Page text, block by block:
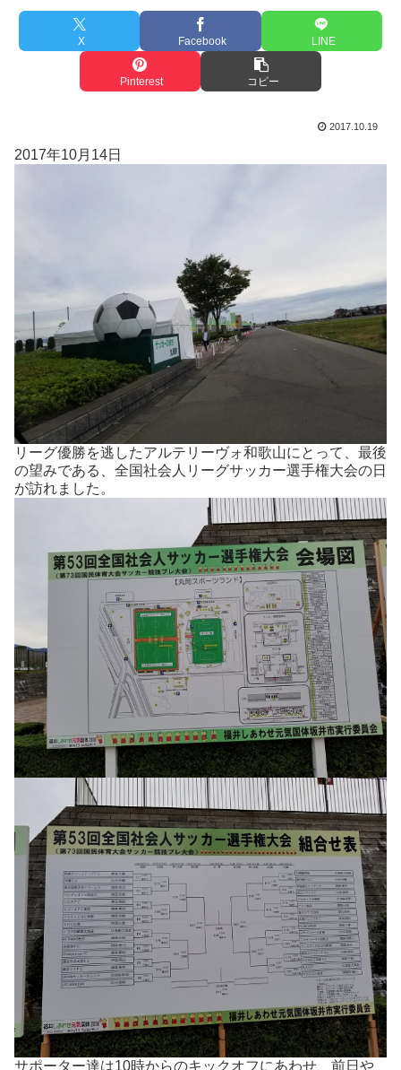
X Facebook LINE
Pinterest コピー
2017.10.19
2017年10月14日
リーグ優勝を逃したアルテリーヴォ和歌山にとって、最後
の望みである、全国社会人リーグサッカー選手権大会の日
が訪れました。
サポーター達は10時からのキックオフにあわせ、前日や